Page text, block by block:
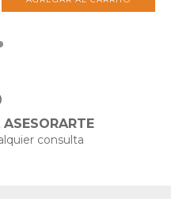
consulta